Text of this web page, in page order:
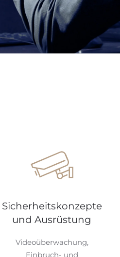
Sicherheitskonzepte
und Ausrüstung
Videoüberwachung,
Einbruch- und